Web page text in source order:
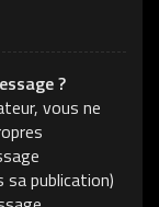
?
vous ne
sa publication)